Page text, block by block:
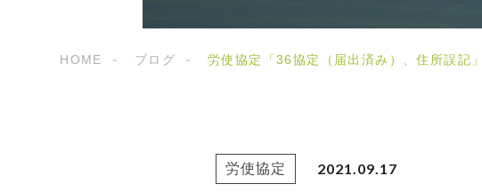
HOME ブログ 労使協定「36協定（届出済み）、住所誤
労使協定 2021.09.17